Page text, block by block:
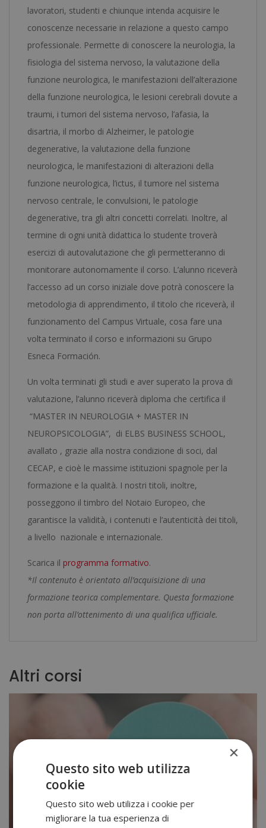
Autenticato
Notaio
Europeo
quantità
lavoratori, studenti e chiunque intenda acquisire le
conoscenze necessarie in relazione a questo campo
professionale. Permette di conoscere la neurologia, la
fisiologia del sistema nervoso, la valutazione della
funzione neurologica, le manifestazioni dell’alterazione
della funzione neurologica, le lesioni cerebrali dovute a
traumi, i tumori del sistema nervoso, l’afasia, la
disartria, il morbo di Alzheimer, le patologie
degenerative, la valutazione della funzione
neurologica, le manifestazioni di alterazioni della
funzione neurologica, l’ictus, il tumore nel sistema
nervoso centrale, le convulsioni, le patologie
degenerative, tra gli altri concetti correlati. Inoltre, al
termine di ogni unità didattica lo studente troverà
esercizi di autovalutazione che gli permetteranno di
monitorare autonomamente il corso. L’alunno riceverà
l’accesso ad un corso iniziale dove potrà conoscere la
metodologia di apprendimento, il titolo che riceverà, il
funzionamento del Campus Virtuale, cosa fare una
volta terminato il corso e informazioni su Grupo
Esneca Formación.
Un volta terminati gli studi e aver superato la prova di
valutazione, l’alunno riceverà diploma che certifica il
“MASTER IN NEUROLOGIA + MASTER IN
NEUROPSICOLOGIA”, di ELBS BUSINESS SCHOOL,
avallato , grazie alla nostra condizione di soci, dal
CECAP, e cioè le massime istituzioni spagnole per la
formazione e la qualità. I nostri titoli, inoltre,
posseggono il timbro del Notaio Europeo, che
garantisce la validità, i contenuti e l’autenticità dei titoli,
a livello nazionale e internazionale.
Scarica il programma formativo.
*Il contenuto è orientato all’acquisizione di una
formazione teorica complementare. Questa formazione
non porta all’ottenimento di una qualifica ufficiale.
Altri corsi
×
Questo sito web utilizza
cookie
Questo sito web utilizza i cookie per
migliorare la tua esperienza di